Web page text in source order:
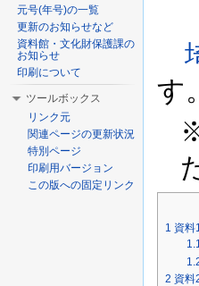
す。
1 資
2 資
元号(年号)の一覧
更新のお知らせなど
資料館・文化財保護課の
お知らせ
印刷について
ツールボックス
リンク元
関連ページの更新状況
特別ページ
印刷用バージョン
この版への固定リンク